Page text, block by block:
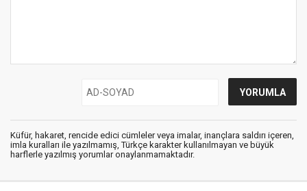
Küfür, hakaret, rencide edici cümleler veya imalar, inançlara saldırı içeren,
imla kuralları ile yazılmamış, Türkçe karakter kullanılmayan ve büyük
harflerle yazılmış yorumlar onaylanmamaktadır.